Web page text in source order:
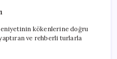
kökenlerine doğru
ve rehberli turlarla